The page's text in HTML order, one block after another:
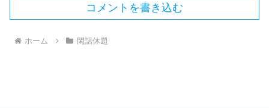
コメントを書き込む
ホーム 閑話休題